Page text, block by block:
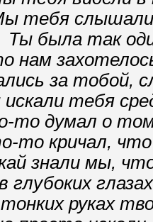
тебя слышали
Ты была так
нам
за тобой,
тебя
то думал о
то кричал,
знали мы,
глубоких
руках